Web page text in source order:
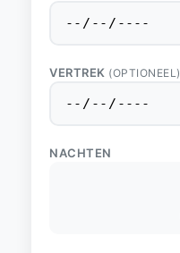
VERTREK (OPTIONEEL)
NACHTEN